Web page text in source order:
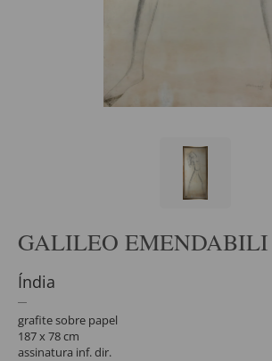
GALILEO EMENDABILI
Índia
grafite sobre papel
187 x 78 cm
assinatura inf. dir.